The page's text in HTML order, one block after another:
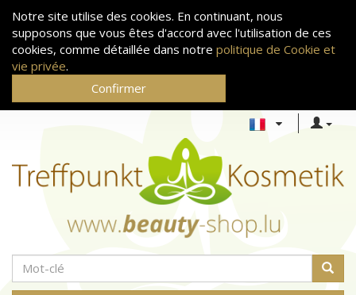
Notre site utilise des cookies. En continuant, nous
supposons que vous êtes d'accord avec l'utilisation de ces
cookies, comme détaillée dans notre politique de Cookie et
vie privée.
Confirmer